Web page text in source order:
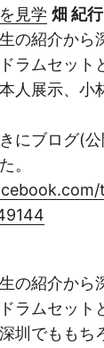
見学 畑 紀
の紹介から
ラムセット
人展示、小
にブログ(
。
の紹介から
ラムセット
圳でももち